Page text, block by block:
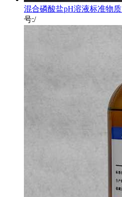
混合磷酸盐pH溶液标准物质
号:/